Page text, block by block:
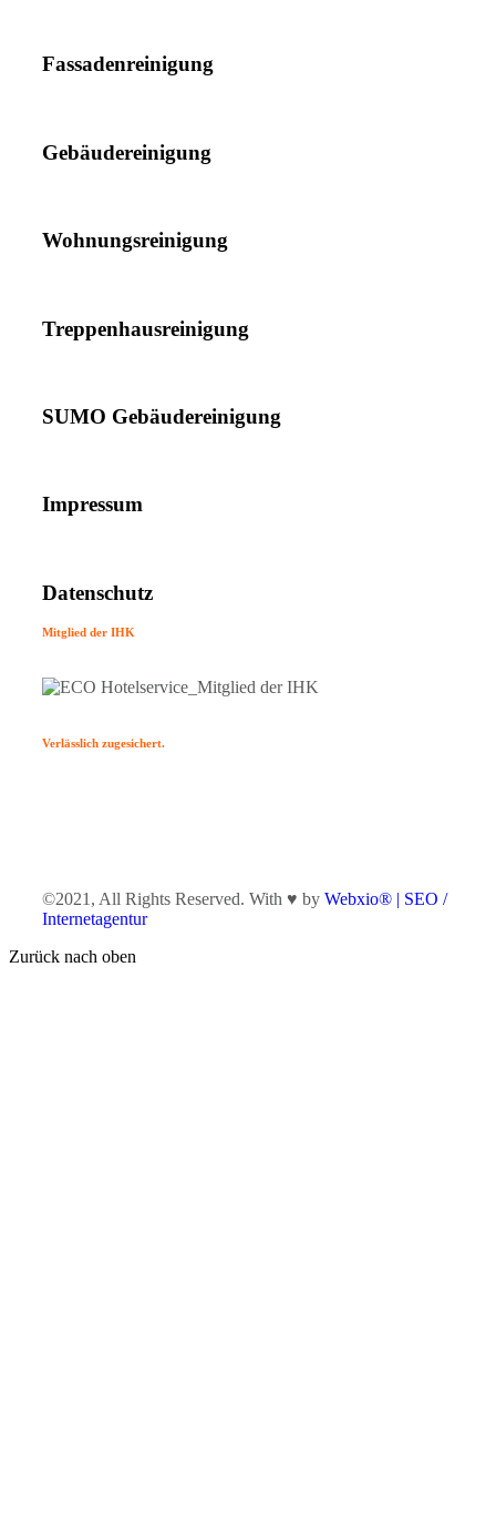
Fassadenreinigung
Gebäudereinigung
Wohnungsreinigung
Treppenhausreinigung
SUMO Gebäudereinigung
Impressum
Datenschutz
Mitglied der IHK
Verlässlich zugesichert.
©2021, All Rights Reserved. With ♥ by Webxio® | SEO /
Internetagentur
Zurück nach oben